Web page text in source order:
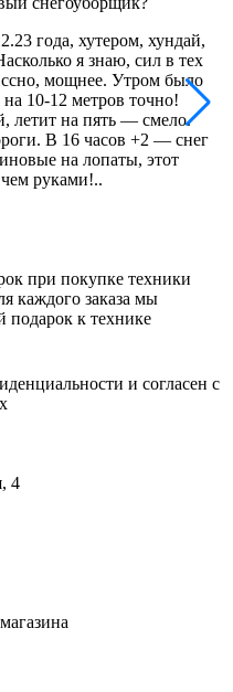
года, хутером, хундай,
я знаю, сил в тех
мощнее. Утром было
10-12 метров точно!
летит на пять — смело.
В 16 часов +2 — снег
на лопаты, этот
руками!..
при покупке техники
каждого заказа мы
к технике
и согласен с
4